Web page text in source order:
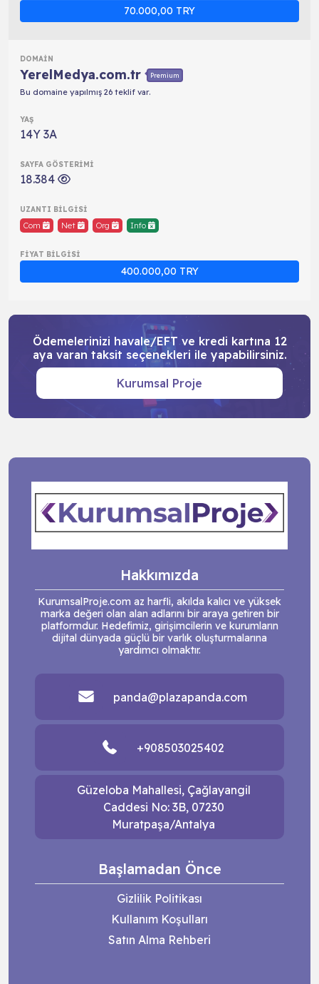
70.000,00 TRY
YerelMedya.com.tr Premium
Bu domaine yapılmış 26 teklif var.
14Y 3A
18.384
Com Net Org Info
400.000,00 TRY
Ödemelerinizi havale/EFT ve kredi kartına 12
aya varan taksit seçenekleri ile yapabilirsiniz.
Kurumsal Proje
Hakkımızda
KurumsalProje.com az harfli, akılda kalıcı ve yüksek
marka değeri olan alan adlarını bir araya getiren bir
platformdur. Hedefimiz, girişimcilerin ve kurumların
dijital dünyada güçlü bir varlık oluşturmalarına
yardımcı olmaktır.
panda@plazapanda.com
+908503025402
Güzeloba Mahallesi, Çağlayangil
Caddesi No: 3B, 07230
Muratpaşa/Antalya
Başlamadan Önce
Gizlilik Politikası
Kullanım Koşulları
Satın Alma Rehberi